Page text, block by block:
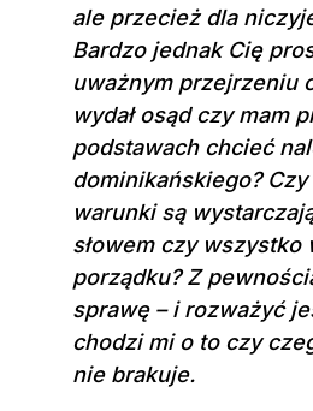
ale przecież dla
Bardzo jednak Cię
uważnym przejrzeniu
wydał osąd czy mam
podstawach chcieć
dominikańskiego?
warunki są
słowem czy
porządku? Z
sprawę – i rozważyć
chodzi mi o to czy
nie brakuje.